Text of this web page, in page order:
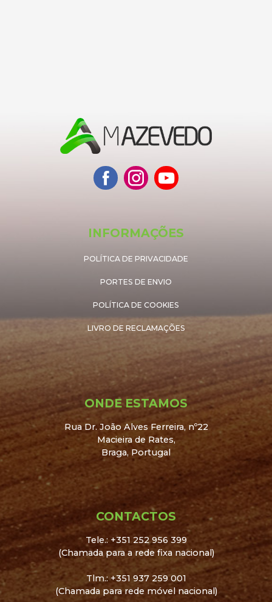
INFORMAÇÕES
POLÍTICA DE PRIVACIDADE
PORTES DE ENVIO
POLÍTICA DE COOKIES
LIVRO DE RECLAMAÇÕES
ONDE ESTAMOS
Rua Dr. João Alves Ferreira, nº22
Macieira de Rates,
Braga, Portugal
CONTACTOS
Tele.: +351 252 956 399
(Chamada para a rede fixa nacional)
Tlm.: +351 937 259 001
(Chamada para rede móvel nacional)